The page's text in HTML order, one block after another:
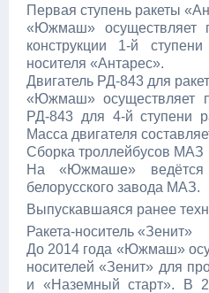
Первая ступень ракеты
«Южмаш» осуществляет
конструкции 1-й
носителя «Антарес».
Двигатель РД-843 для
«Южмаш» осуществляет
РД-843 для 4-й ступени
Масса двигателя
Сборка троллейбусов МАЗ
На «Южмаше» ведётся
белорусского завода МАЗ.
Выпускавшаяся ранее
Ракета-носитель «Зенит»
До 2014 года «Южмаш»
носителей «Зенит» для
и «Наземный старт». В